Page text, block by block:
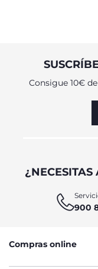
Consigue 10€
900
Compras online